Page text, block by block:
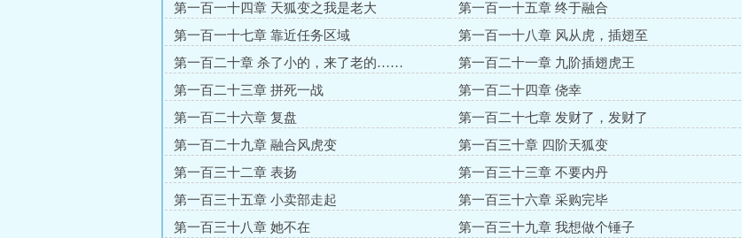
第一百一十四章 天狐变之我是老大
第一百一十五章 终于融合
第一百一十七章 靠近任务区域
第一百一十八章 风从虎，插翅至
第一百二十章 杀了小的，来了老的……
第一百二十一章 九阶插翅虎王
第一百二十三章 拼死一战
第一百二十四章 侥幸
第一百二十六章 复盘
第一百二十七章 发财了，发财了
第一百二十九章 融合风虎变
第一百三十章 四阶天狐变
第一百三十二章 表扬
第一百三十三章 不要内丹
第一百三十五章 小卖部走起
第一百三十六章 采购完毕
第一百三十八章 她不在
第一百三十九章 我想做个锤子